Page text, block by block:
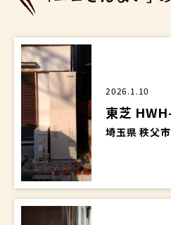
2026.1.10
東芝
埼玉県 秩父